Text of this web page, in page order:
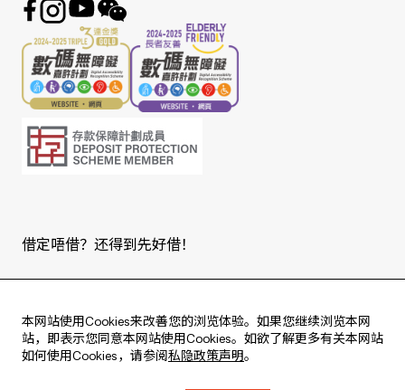
本网站使用Cookies来改善您的浏览体验。如果您继续浏览本网
站，即表示您同意本网站使用Cookies。如欲了解更多有关本网站
如何使用Cookies，请参阅 私隐政策声明。
借定唔借？还得到先好借！